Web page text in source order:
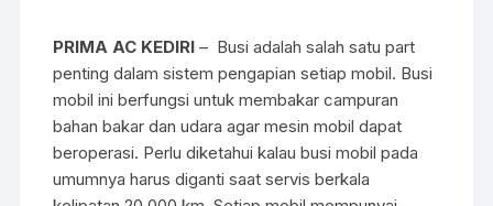
PRIMA AC KEDIRI – Busi adalah salah satu part
penting dalam sistem pengapian setiap mobil. Busi
mobil ini berfungsi untuk membakar campuran
bahan bakar dan udara agar mesin mobil dapat
beroperasi. Perlu diketahui kalau busi mobil pada
umumnya harus diganti saat servis berkala